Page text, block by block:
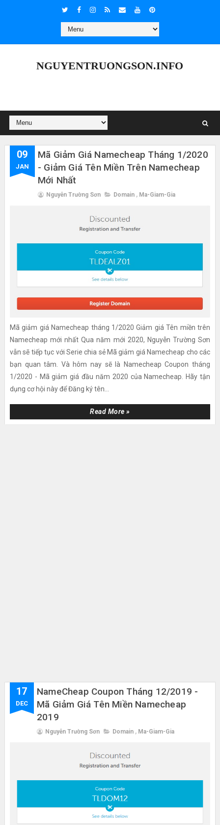
NGUYENTRUONGSON.INFO
09
JAN
Mã Giảm Giá Namecheap Tháng 1/2020
- Giảm Giá Tên Miền Trên Namecheap
Mới Nhất
Nguyễn Trường Sơn Domain , Ma-Giam-Gia
Mã giảm giá Namecheap tháng 1/2020 Giảm giá Tên miền trên
Namecheap mới nhất Qua năm mới 2020, Nguyễn Trường Sơn
vẫn sẽ tiếp tục với Serie chia sẻ Mã giảm giá Namecheap cho các
bạn quan tâm. Và hôm nay sẽ là Namecheap Coupon tháng
1/2020 - Mã giảm giá đầu năm 2020 của Namecheap. Hãy tận
dụng cơ hội này để Đăng ký tên...
Read More »
17
DEC
NameCheap Coupon Tháng 12/2019 -
Mã Giảm Giá Tên Miền Namecheap
2019
Nguyễn Trường Sơn Domain , Ma-Giam-Gia